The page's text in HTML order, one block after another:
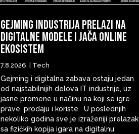
Gejming industrija prelazi na
digitalne modele i jača online
ekosistem
7.8.2026. Tech
Gejming i digitalna zabava ostaju jedan
od najstabilnijih delova IT industrije, uz
jasne promene u načinu na koji se igre
prave, prodaju i koriste. U poslednjih
nekoliko godina sve je izraženiji prelazak
sa fizičkih kopija igara na digitalnu